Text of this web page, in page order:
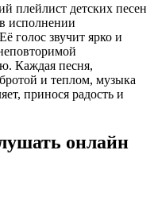
плейлист детских песен
исполнении
голос звучит ярко и
Каждая песня,
и теплом, музыка
принося радость и
онлайн